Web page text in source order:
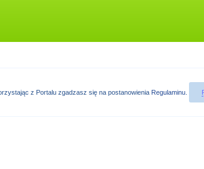
z Portalu zgadzasz się na postanowienia Regulaminu.